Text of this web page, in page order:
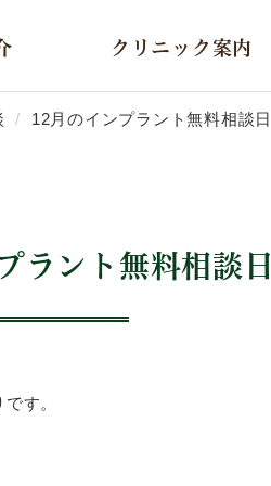
クリニック案内
12月のインプラント無料相談日
ラント無料相談日
す。